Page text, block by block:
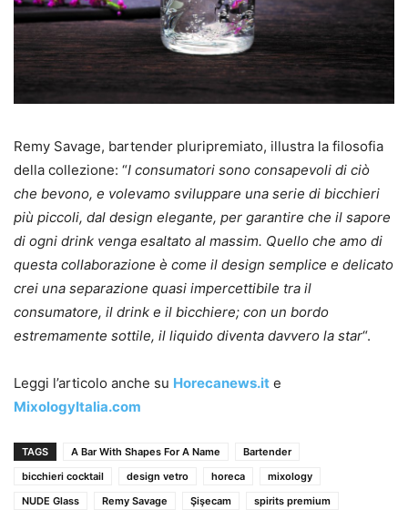
Remy Savage, bartender pluripremiato, illustra la filosofia
della collezione: “I consumatori sono consapevoli di ciò
che bevono, e volevamo sviluppare una serie di bicchieri
più piccoli, dal design elegante, per garantire che il sapore
di ogni drink venga esaltato al massim. Quello che amo di
questa collaborazione è come il design semplice e delicato
crei una separazione quasi impercettibile tra il
consumatore, il drink e il bicchiere; con un bordo
estremamente sottile, il liquido diventa davvero la star“.
Leggi l’articolo anche su Horecanews.it e
MixologyItalia.com
TAGS A Bar With Shapes For A Name
Bartender
bicchieri cocktail
design vetro horeca
mixology
NUDE Glass
Remy Savage Şişecam spirits premium